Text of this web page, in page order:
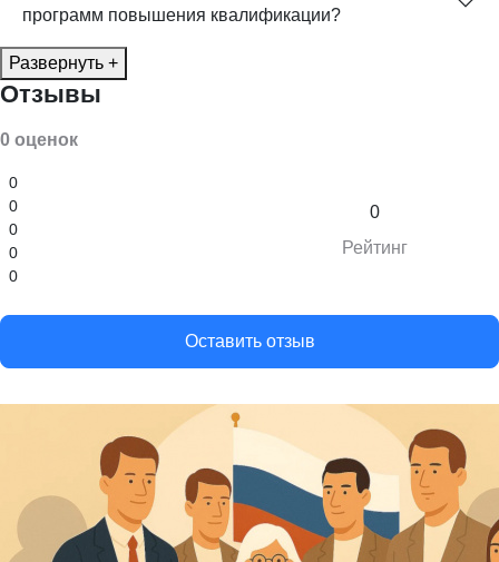
программ повышения квалификации?
Развернуть +
Отзывы
0 оценок
0
0
0
0
0
0
Рейтинг
Оставить отзыв